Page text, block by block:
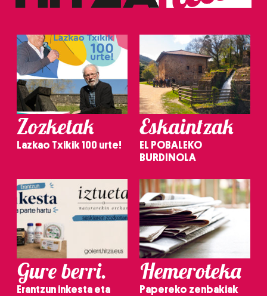
Zozketak
Lazkao Txikik 100 urte!
Eskaintzak
EL POBALEKO
BURDINOLA
Gure berri.
Erantzun inkesta eta
Hemeroteka
Papereko zenbakiak